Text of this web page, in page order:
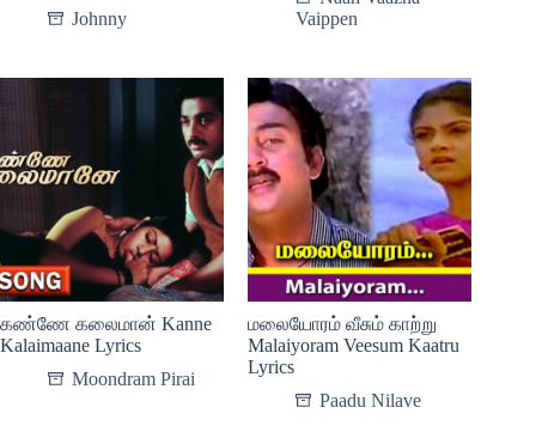
Johnny
Vaippen
கண்ணே கலைமான் Kanne
Kalaimaane Lyrics
Moondram Pirai
மலையோரம் வீசும் காற்று
Malaiyoram Veesum Kaatru
Lyrics
Paadu Nilave